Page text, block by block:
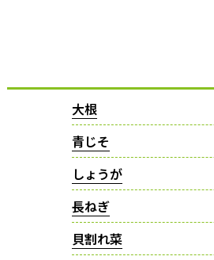
大根
青じそ
しょうが
長ねぎ
貝割れ菜